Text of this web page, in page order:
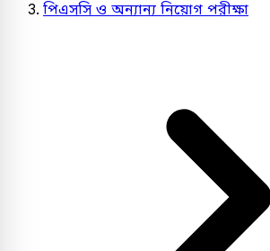
পিএসসি ও অন্যান্য নিয়োগ পরীক্ষা